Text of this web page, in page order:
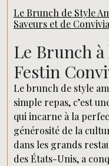
Le Brunch de Style
Saveurs et de
Le Brunch à
Festin
Le brunch de style
simple repas, c’est
qui incarne à la
générosité de la
dans les grands
des États-Unis, a